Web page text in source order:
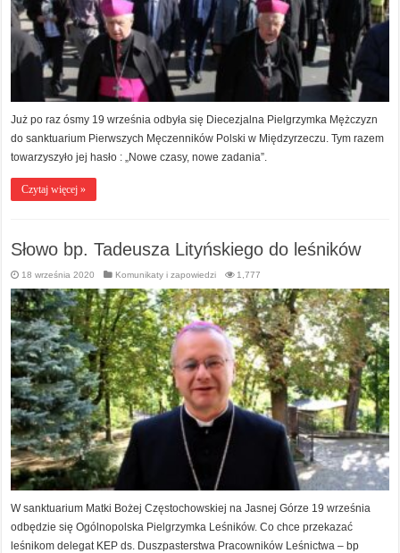
Już po raz ósmy 19 września odbyła się Diecezjalna Pielgrzymka Mężczyzn
do sanktuarium Pierwszych Męczenników Polski w Międzyrzeczu. Tym razem
towarzyszyło jej hasło : „Nowe czasy, nowe zadania”.
Czytaj więcej »
Słowo bp. Tadeusza Lityńskiego do leśników
18 września 2020 Komunikaty i zapowiedzi 1,777
W sanktuarium Matki Bożej Częstochowskiej na Jasnej Górze 19 września
odbędzie się Ogólnopolska Pielgrzymka Leśników. Co chce przekazać
leśnikom delegat KEP ds. Duszpasterstwa Pracowników Leśnictwa – bp